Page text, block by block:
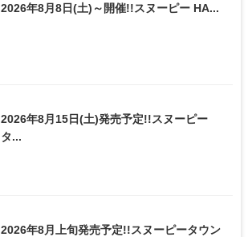
2026年8月8日(土)～開催!!スヌーピー HA...
2026年8月15日(土)発売予定!!スヌーピー
タ...
2026年8月上旬発売予定!!スヌーピータウン